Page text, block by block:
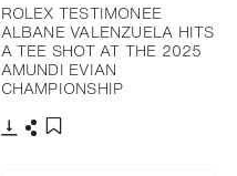
ROLEX TESTIMONEE
ALBANE VALENZUELA HITS
A TEE SHOT AT THE 2025
AMUNDI EVIAN
CHAMPIONSHIP